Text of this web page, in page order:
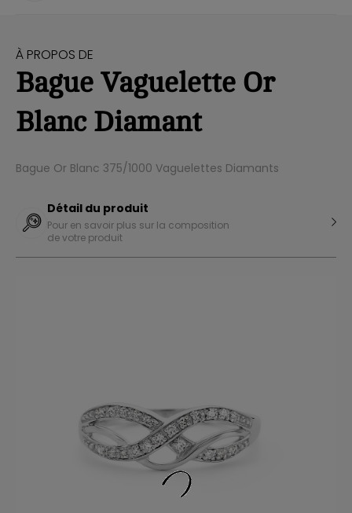
À PROPOS DE
Bague Vaguelette Or
Blanc Diamant
Bague Or Blanc 375/1000 Vaguelettes Diamants
Détail du produit
Pour en savoir plus sur la composition
de votre produit